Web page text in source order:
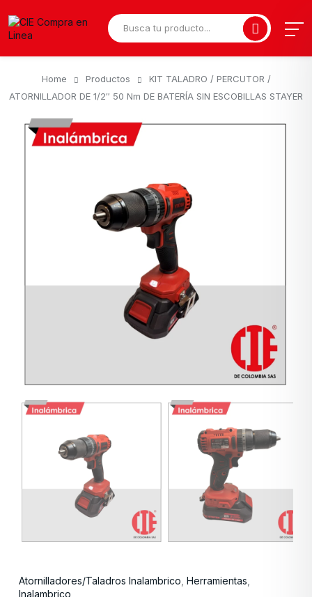
Home Productos
KIT TALADRO / PERCUTOR /
ATORNILLADOR DE 1/2″ 50 Nm DE BATERÍA SIN ESCOBILLAS STAYER
Atornilladores/Taladros Inalambrico, Herramientas,
Inalambrico